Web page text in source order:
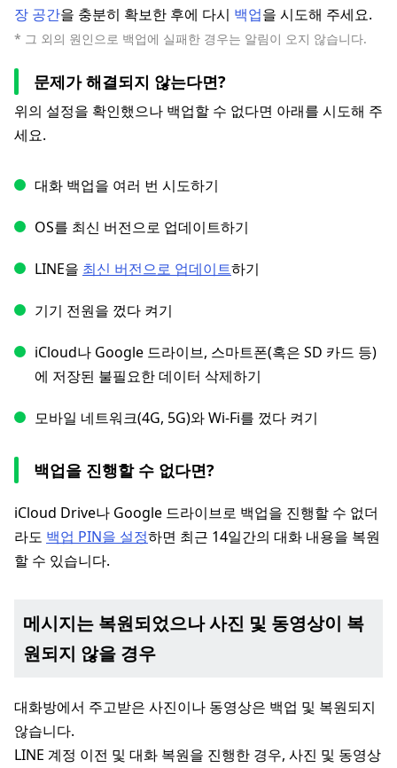
장 공간을 충분히 확보한 후에 다시 백업을 시도해 주세요.
* 그 외의 원인으로 백업에 실패한 경우는 알림이 오지 않습니다.
문제가 해결되지 않는다면?
위의 설정을 확인했으나 백업할 수 없다면 아래를 시도해 주
세요.
대화 백업을 여러 번 시도하기
OS를 최신 버전으로 업데이트하기
LINE을 최신 버전으로 업데이트하기
기기 전원을 껐다 켜기
iCloud나 Google 드라이브, 스마트폰(혹은 SD 카드 등)
에 저장된 불필요한 데이터 삭제하기
모바일 네트워크(4G, 5G)와 Wi-Fi를 껐다 켜기
백업을 진행할 수 없다면?
iCloud Drive나 Google 드라이브로 백업을 진행할 수 없더
라도 백업 PIN을 설정하면 최근 14일간의 대화 내용을 복원
할 수 있습니다.
메시지는 복원되었으나 사진 및 동영상이 복
원되지 않을 경우
대화방에서 주고받은 사진이나 동영상은 백업 및 복원되지
않습니다.
LINE 계정 이전 및 대화 복원을 진행한 경우, 사진 및 동영상